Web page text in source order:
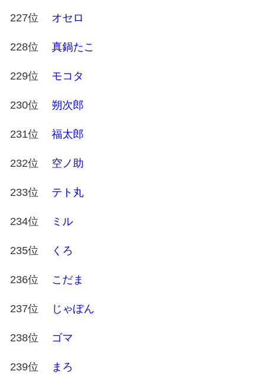
227位 オセロ
228位 真鍋たこ
229位 モコタ
230位 朔次郎
231位 福太郎
232位 空ノ助
233位 テト丸
234位 ミル
235位 くろ
236位 こだま
237位 じゃぽん
238位 ゴマ
239位 まろ